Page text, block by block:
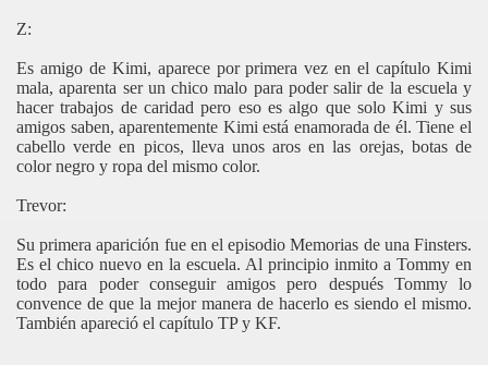
Z:
Es amigo de Kimi, aparece por primera vez en el capítulo Kimi
mala, aparenta ser un chico malo para poder salir de la escuela y
hacer trabajos de caridad pero eso es algo que solo Kimi y sus
amigos saben, aparentemente Kimi está enamorada de él. Tiene el
cabello verde en picos, lleva unos aros en las orejas, botas de
color negro y ropa del mismo color.
Trevor:
Su primera aparición fue en el episodio Memorias de una Finsters.
Es el chico nuevo en la escuela. Al principio inmito a Tommy en
todo para poder conseguir amigos pero después Tommy lo
convence de que la mejor manera de hacerlo es siendo el mismo.
También apareció el capítulo TP y KF.